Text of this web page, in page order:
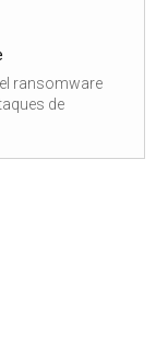
ransomware
de